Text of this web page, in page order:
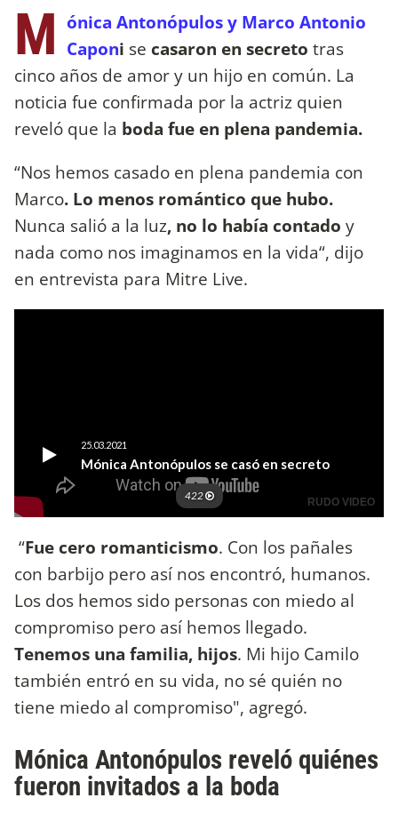
M ónica Antonópulos y Marco Antonio
Caponi se casaron en secreto tras
cinco años de amor y un hijo en común. La
noticia fue confirmada por la actriz quien
reveló que la boda fue en plena pandemia.
“Nos hemos casado en plena pandemia con
Marco. Lo menos romántico que hubo.
Nunca salió a la luz, no lo había contado y
nada como nos imaginamos en la vida“, dijo
en entrevista para Mitre Live.
“Fue cero romanticismo. Con los pañales
con barbijo pero así nos encontró, humanos.
Los dos hemos sido personas con miedo al
compromiso pero así hemos llegado.
Tenemos una familia, hijos. Mi hijo Camilo
también entró en su vida, no sé quién no
tiene miedo al compromiso", agregó.
Mónica Antonópulos reveló quiénes
fueron invitados a la boda